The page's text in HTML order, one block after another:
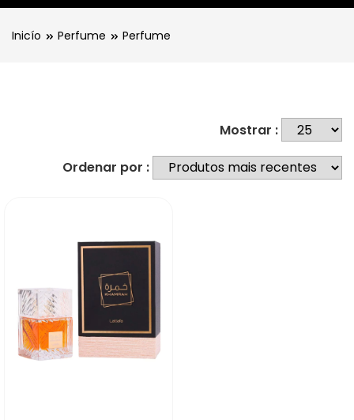
Inicío Perfume Perfume
Mostrar :
Ordenar por :